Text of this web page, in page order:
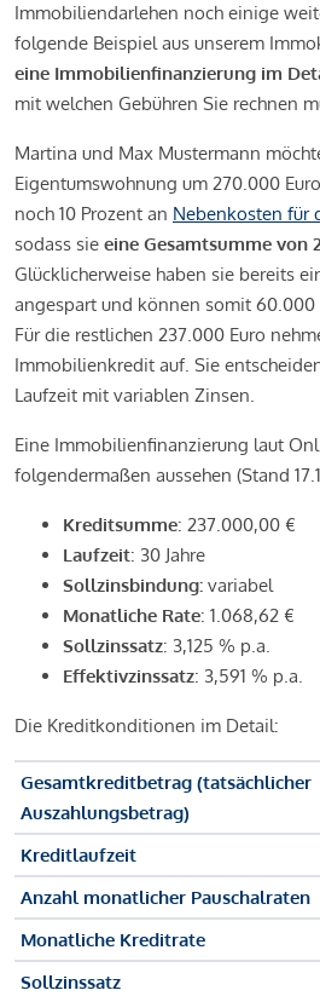
Immobiliendarlehen noch einige
folgende Beispiel aus unserem
eine Immobilienfinanzierung im
mit welchen Gebühren Sie rechnen
Martina und Max Mustermann
Eigentumswohnung um 270.000
noch 10 Prozent an Nebenkosten für
sodass sie eine Gesamtsumme von
Glücklicherweise haben sie bereits
angespart und können somit 60.000
Für die restlichen 237.000 Euro
Immobilienkredit auf. Sie
Laufzeit mit variablen Zinsen.
Eine Immobilienfinanzierung laut
folgendermaßen aussehen (Stand
Kreditsumme: 237.000,00 €
Laufzeit: 30 Jahre
Sollzinsbindung: variabel
Monatliche Rate: 1.068,62 €
Sollzinssatz: 3,125 % p.a.
Effektivzinssatz: 3,591 % p.a.
Die Kreditkonditionen im Detail:
Gesamtkreditbetrag (tatsächlicher
Auszahlungsbetrag)
Kreditlaufzeit
Anzahl monatlicher Pauschalraten
Monatliche Kreditrate
Sollzinssatz